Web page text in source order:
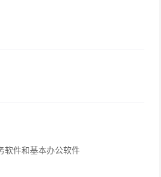
软件和基本办公软件